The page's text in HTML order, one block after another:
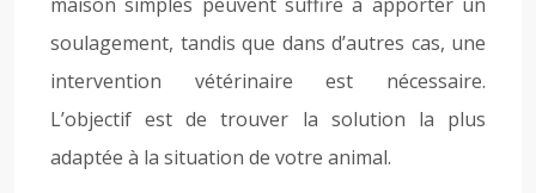
soulagement, tandis que dans d’autres cas, une
intervention vétérinaire est nécessaire.
L’objectif est de trouver la solution la plus
adaptée à la situation de votre animal.